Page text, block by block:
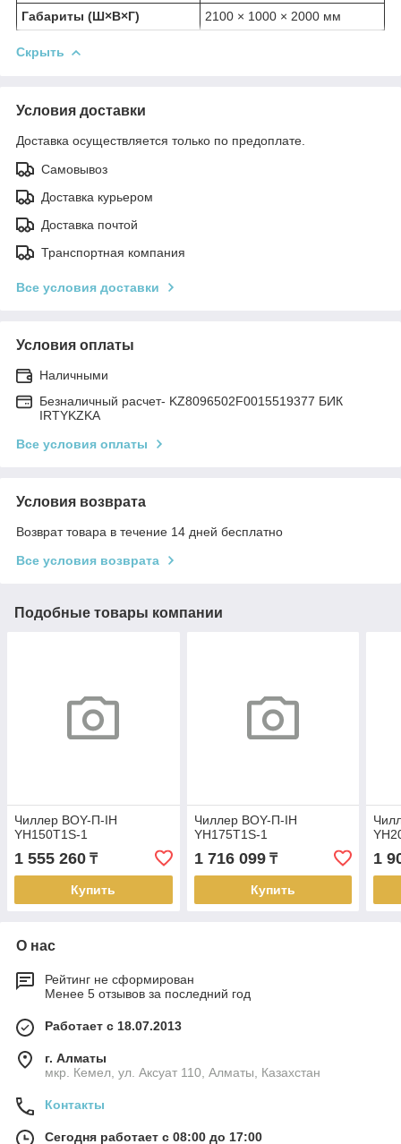
Габариты (Ш×В×Г)
2100 × 1000 × 2000 мм
Скрыть
Условия доставки
Доставка осуществляется только по предоплате.
Самовывоз
Доставка курьером
Доставка почтой
Транспортная компания
Все условия доставки
Условия оплаты
Наличными
Безналичный расчет- KZ8096502F0015519377 БИК
IRTYKZKA
Все условия оплаты
Условия возврата
Возврат товара в течение 14 дней бесплатно
Все условия возврата
Подобные товары компании
Чиллер BOY-П-IH
YH150T1S-1
1 555 260 ₸
Купить
Чиллер BOY-П-IH
YH175T1S-1
1 716 099₸
Купить
1
О нас
Рейтинг не сформирован
Менее 5 отзывов за последний год
Работает с 18.07.2013
г. Алматы
мкр. Кемел, ул. Аксуат 110, Алматы, Казахстан
Контакты
Сегодня работает с 08:00 до 17:00